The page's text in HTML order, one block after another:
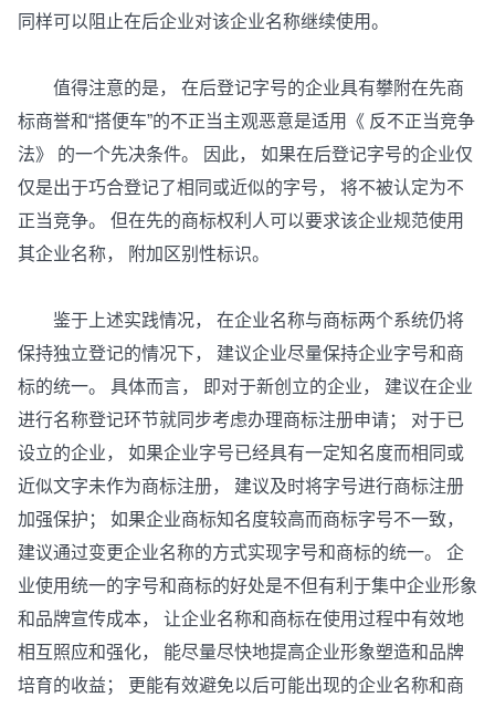
同样可以阻止在后企业对该企业名称继续使用。
值得注意的是， 在后登记字号的企业具有攀附在先商
标商誉和“搭便车”的不正当主观恶意是适用《 反不正当竞争
法》 的一个先决条件。 因此， 如果在后登记字号的企业仅
仅是出于巧合登记了相同或近似的字号， 将不被认定为不
正当竞争。 但在先的商标权利人可以要求该企业规范使用
其企业名称， 附加区别性标识。
鉴于上述实践情况， 在企业名称与商标两个系统仍将
保持独立登记的情况下， 建议企业尽量保持企业字号和商
标的统一。 具体而言， 即对于新创立的企业， 建议在企业
进行名称登记环节就同步考虑办理商标注册申请； 对于已
设立的企业， 如果企业字号已经具有一定知名度而相同或
近似文字未作为商标注册， 建议及时将字号进行商标注册
加强保护； 如果企业商标知名度较高而商标字号不一致，
建议通过变更企业名称的方式实现字号和商标的统一。 企
业使用统一的字号和商标的好处是不但有利于集中企业形象
和品牌宣传成本， 让企业名称和商标在使用过程中有效地
相互照应和强化， 能尽量尽快地提高企业形象塑造和品牌
培育的收益； 更能有效避免以后可能出现的企业名称和商